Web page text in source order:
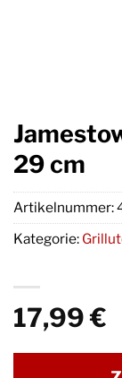
29 cm
17,99€
Artikelnummer:
Kategorie: